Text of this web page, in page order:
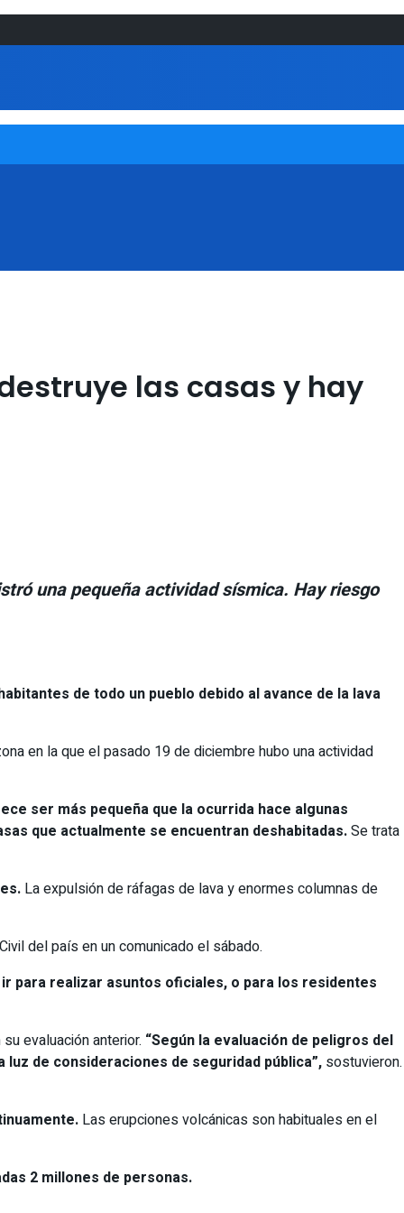
las casas y hay
una pequeña actividad sísmica. Hay riesgo
de todo un pueblo debido al avance de la lava
en la que el pasado 19 de diciembre hubo una actividad
ser más pequeña que la ocurrida hace algunas
que actualmente se encuentran deshabitadas.Se trata
La expulsión de ráfagas de lava y enormes columnas de
del país en un comunicado el sábado.
para realizar asuntos oficiales, o para los residentes
evaluación anterior. “Según la evaluación de peligros del
de consideraciones de seguridad pública”, sostuvieron.
Las erupciones volcánicas son habituales en el
2 millones de personas.